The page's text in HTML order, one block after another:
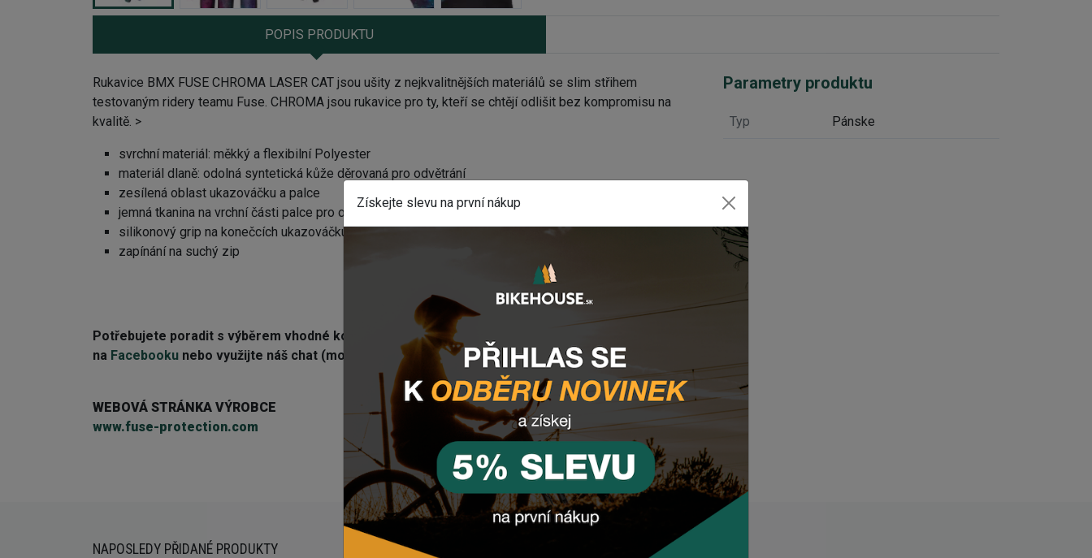
POPIS PRODUKTU
Rukavice BMX FUSE CHROMA LASER CAT jsou ušity z nejkvalitnějších materiálů se slim střihem
testovaným ridery teamu Fuse. CHROMA jsou rukavice pro ty, kteří se chtějí odlišit bez kompromisu na
kvalitě. >
svrchní materiál: měkký a flexibilní Polyester
materiál dlaně: odolná syntetická kůže děrovaná pro odvětrání
zesílená oblast ukazováčku a palce
jemná tkanina na vrchní části palce pro otření potu
silikonový grip na konečcích ukazováčku a prostředníka
zapínání na suchý zip
Potřebujete poradit s výběrem vhodné komponenty? Zanechte nám
na Facebooku nebo využijte náš chat (modré tlačítko vpravo dole).
WEBOVÁ STRÁNKA VÝROBCE
www.fuse-protection.com
Parametry produktu
Typ Pánske
NAPOSLEDY PŘIDANÉ PRODUKTY
Získejte slevu na první nákup